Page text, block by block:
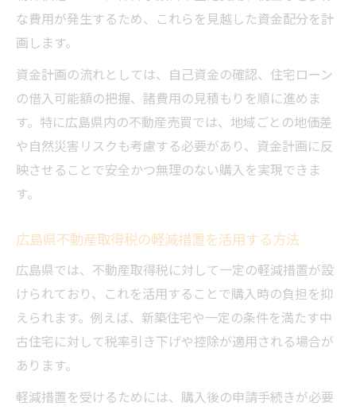
な費用が発生するため、これらを見越した資金配分を計
画します。
資金計画の流れとしては、自己資金の確認、住宅ローン
の借入可能額の把握、諸費用の見積もりを順に進めま
す。特に広島県内の不動産売買では、地域ごとの地価差
や自然災害リスクも考慮する必要があり、資金計画に反
映させることで安全かつ無理のない購入を実現できま
す。
広島県不動産取得税の軽減措置を活用する方法
広島県では、不動産取得税に対して一定の軽減措置が設
けられており、これを活用することで購入時の負担を抑
えられます。例えば、新築住宅や一定の条件を満たす中
古住宅に対して税率引き下げや控除が適用される場合が
あります。
軽減措置を受けるためには、購入後の申請手続きが必要